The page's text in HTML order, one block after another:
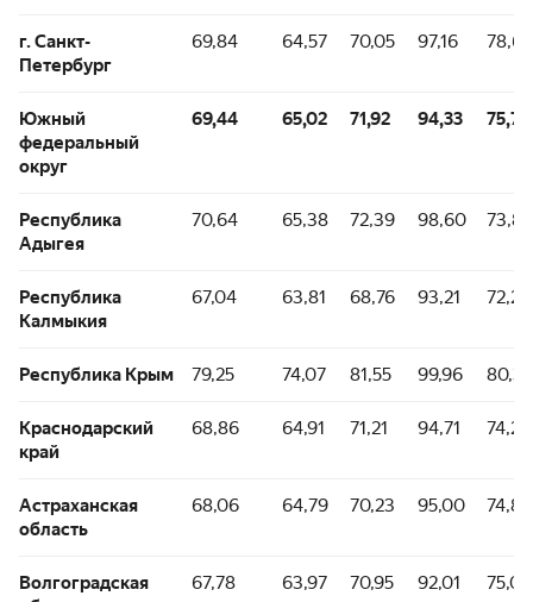
г. Санкт-
Петербург
69,84 64,57 70,05 97,16 78,64
Южный
федеральный
округ
69,44 65,02 71,92 94,33 75,73
Республика
Адыгея
70,64 65,38 72,39 98,60 73,82
Республика
Калмыкия
67,04 63,81 68,76 93,21 72,25
Республика Крым 79,25 74,07 81,55 99,96 80,31
Краснодарский
край
68,86 64,91 71,21 94,71 74,20
Астраханская
область
68,06 64,79 70,23 95,00 74,83
Волгоградская
67,78 63,97 70,95 92,01 75,03